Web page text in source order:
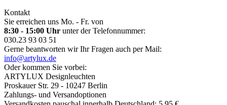
Kontakt
Sie erreichen uns Mo. - Fr. von
8:30 - 15:00 Uhr unter der Telefonnummer:
030.23 93 03 51
Gerne beantworten wir Ihr Fragen auch per Mail:
info@artylux.de
Oder kommen Sie vorbei:
ARTYLUX Designleuchten
Proskauer Str. 29 - 10247 Berlin
Zahlungs- und Versandoptionen